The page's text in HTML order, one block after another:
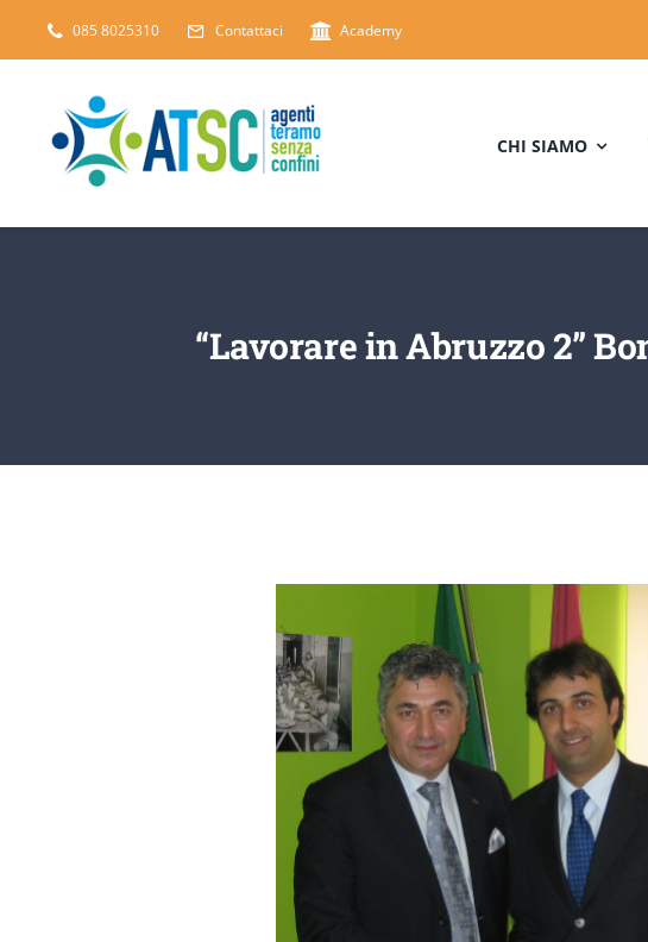
085 8025310 Contattaci Academy
CHI SIAMO
“Lavorare in Abruzzo 2”